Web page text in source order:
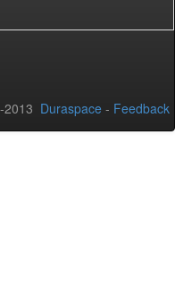
2013 Duraspace - Feedback